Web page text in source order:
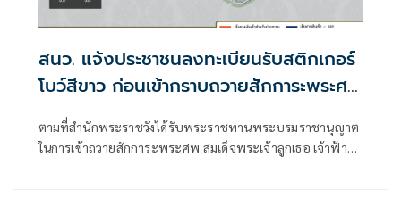
สนว. แจ้งประชาชนลงทะเบียนรับสติกเกอร์
โบว์สีขาว ก่อนเข้ากราบถวายสักการะพระศพ
'เจ้าฟ้าพัชรกิติยาภา'
ตามที่สำนักพระราชวังได้รับพระราชทานพระบรมราชานุญาต
ในการเข้าถวายสักการะพระศพ สมเด็จพระเจ้าลูกเธอ เจ้าฟ้า